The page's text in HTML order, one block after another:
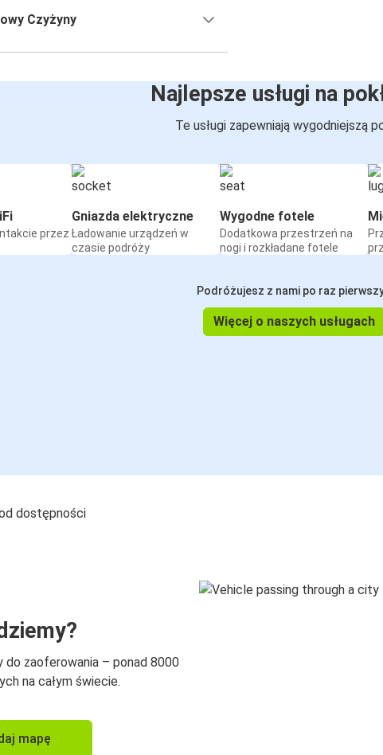
Czyżyny
Najlepsze usługi na
Te usługi zapewniają wygodniejszą
przez
Gniazda elektryczne
Ładowanie urządzeń w
czasie podróży
Wygodne fotele
Dodatkowa przestrzeń na
nogi i rozkładane fotele
Podróżujesz z nami po raz
Więcej o naszych usługach
dostępności
do zaoferowania – ponad 8000
na całym świecie.
mapę